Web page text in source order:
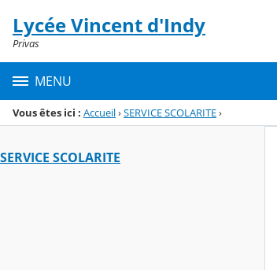
Menu de la rubrique
Contenu
Lycée Vincent d'Indy
Privas
MENU
Vous êtes ici : Accueil›SERVICE SCOLARITE›
SERVICE SCOLARITE